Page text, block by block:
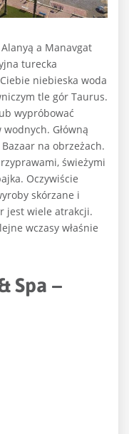
a Manavgat
turecka
niebieska woda
tle gór Taurus.
wypróbować
Główną
na obrzeżach.
świeżymi
Oczywiście
skórzane i
jest wiele atrakcji.
wczasy właśnie
Spa –